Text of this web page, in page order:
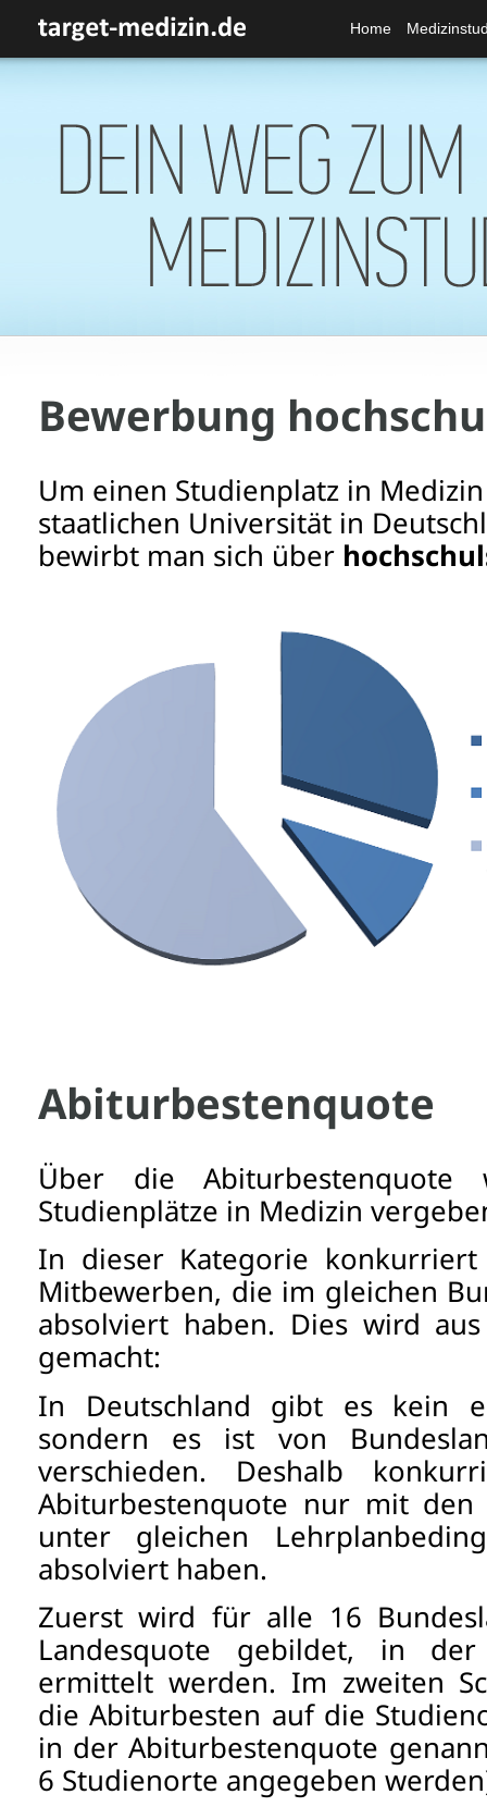
Home
Bewerbung
Um einen Studienplatz in
staatlichen Universität in
bewirbt man sich über
Abiturbestenquote
Über die Abiturbestenquote
Studienplätze in Medizin
In dieser Kategorie
Mitbewerben, die im gleichen
absolviert haben. Dies wird
gemacht:
In Deutschland gibt es kein
sondern es ist von
verschieden. Deshalb
Abiturbestenquote nur mit
unter gleichen
absolviert haben.
Zuerst wird für alle 16
Landesquote gebildet, in
ermittelt werden. Im zweiten
die Abiturbesten auf die
in der Abiturbestenquote
6 Studienorte angegeben